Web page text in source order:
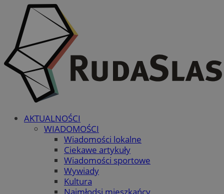
AKTUALNOŚCI
WIADOMOŚCI
Wiadomości lokalne
Ciekawe artykuły
Wiadomości sportowe
Wywiady
Kultura